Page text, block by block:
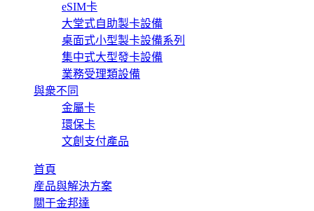
eSIM卡
大堂式自助製卡設備
桌面式小型製卡設備系列
集中式大型發卡設備
業務受理類設備
與衆不同
金屬卡
環保卡
文創支付產品
首頁
産品與解決方案
關于金邦達